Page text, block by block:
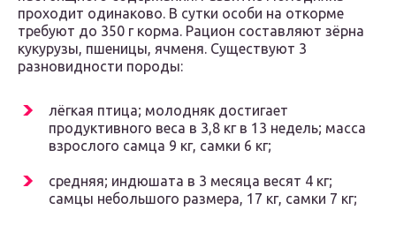
проходит одинаково. В сутки особи на откорме
требуют до 350 г корма. Рацион составляют зёрна
кукурузы, пшеницы, ячменя. Существуют 3
разновидности породы:
лёгкая птица; молодняк достигает
продуктивного веса в 3,8 кг в 13 недель; масса
взрослого самца 9 кг, самки 6 кг;
средняя; индюшата в 3 месяца весят 4 кг;
самцы небольшого размера, 17 кг, самки 7 кг;